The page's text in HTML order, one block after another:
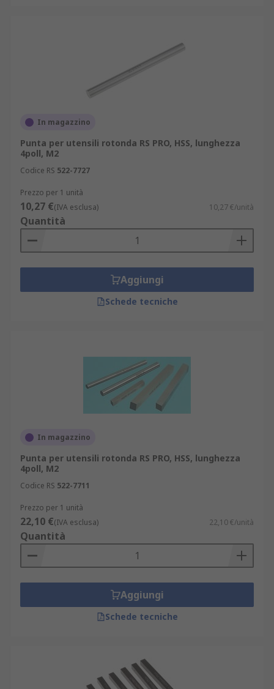
In magazzino
Punta per utensili rotonda RS PRO, HSS, lunghezza
4poll, M2
Codice RS 522-7727
Prezzo per 1 unità
10,27 €(IVA esclusa) 10,27 €/unità
Quantità
Aggiungi
Schede tecniche
In magazzino
Punta per utensili rotonda RS PRO, HSS, lunghezza
4poll, M2
Codice RS 522-7711
Prezzo per 1 unità
22,10 €(IVA esclusa) 22,10 €/unità
Quantità
Aggiungi
Schede tecniche